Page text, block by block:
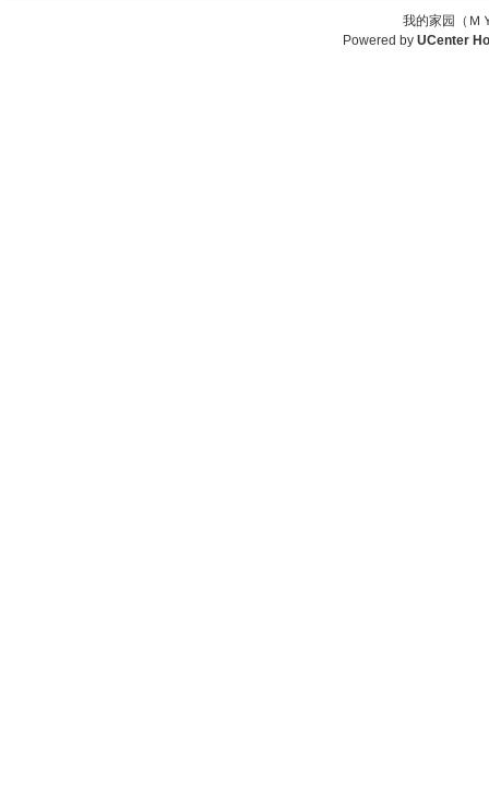
我的家园（
Powered by UCenter